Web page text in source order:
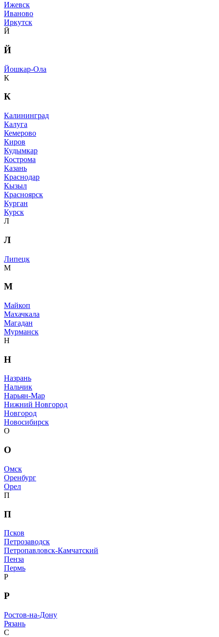
Ижевск
Иваново
Иркутск
Й
Й
Йошкар-Ола
К
К
Калининград
Калуга
Кемерово
Киров
Кудымкар
Кострома
Казань
Краснодар
Кызыл
Красноярск
Курган
Курск
Л
Л
Липецк
М
М
Майкоп
Махачкала
Магадан
Мурманск
Н
Н
Назрань
Нальчик
Нарьян-Мар
Нижний Новгород
Новгород
Новосибирск
О
О
Омск
Оренбург
Орел
П
П
Псков
Петрозаводск
Петропавловск-Камчатский
Пенза
Пермь
Р
Р
Ростов-на-Дону
Рязань
С